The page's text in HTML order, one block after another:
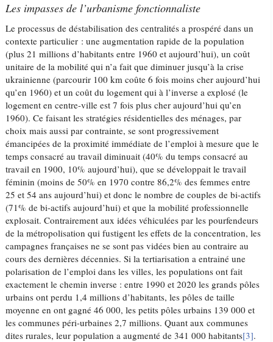
Les impasses de l’urbanisme fonctionnaliste
Le processus de déstabilisation des centralités a prospéré dans un
contexte particulier : une augmentation rapide de la population
(plus 21 millions d’habitants entre 1960 et aujourd’hui), un coût
unitaire de la mobilité qui n’a fait que diminuer jusqu’à la crise
ukrainienne (parcourir 100 km coûte 6 fois moins cher aujourd’hui
qu’en 1960) et un coût du logement qui à l’inverse a explosé (le
logement en centre-ville est 7 fois plus cher aujourd’hui qu’en
1960). Ce faisant les stratégies résidentielles des ménages, par
choix mais aussi par contrainte, se sont progressivement
émancipées de la proximité immédiate de l’emploi à mesure que le
temps consacré au travail diminuait (40% du temps consacré au
travail en 1900, 10% aujourd’hui), que se développait le travail
féminin (moins de 50% en 1970 contre 86,2% des femmes entre
25 et 54 ans aujourd’hui) et donc le nombre de couples de bi-actifs
(71% de bi-actifs aujourd’hui) et que la mobilité professionnelle
explosait. Contrairement aux idées véhiculées par les pourfendeurs
de la métropolisation qui fustigent les effets de la concentration, les
campagnes françaises ne se sont pas vidées bien au contraire au
cours des dernières décennies. Si la tertiarisation a entrainé une
polarisation de l’emploi dans les villes, les populations ont fait
exactement le chemin inverse : entre 1990 et 2020 les grands pôles
urbains ont perdu 1,4 millions d’habitants, les pôles de taille
moyenne en ont gagné 46 000, les petits pôles urbains 139 000 et
les communes péri-urbaines 2,7 millions. Quant aux communes
dites rurales, leur population a augmenté de 341 000 habitants[3].